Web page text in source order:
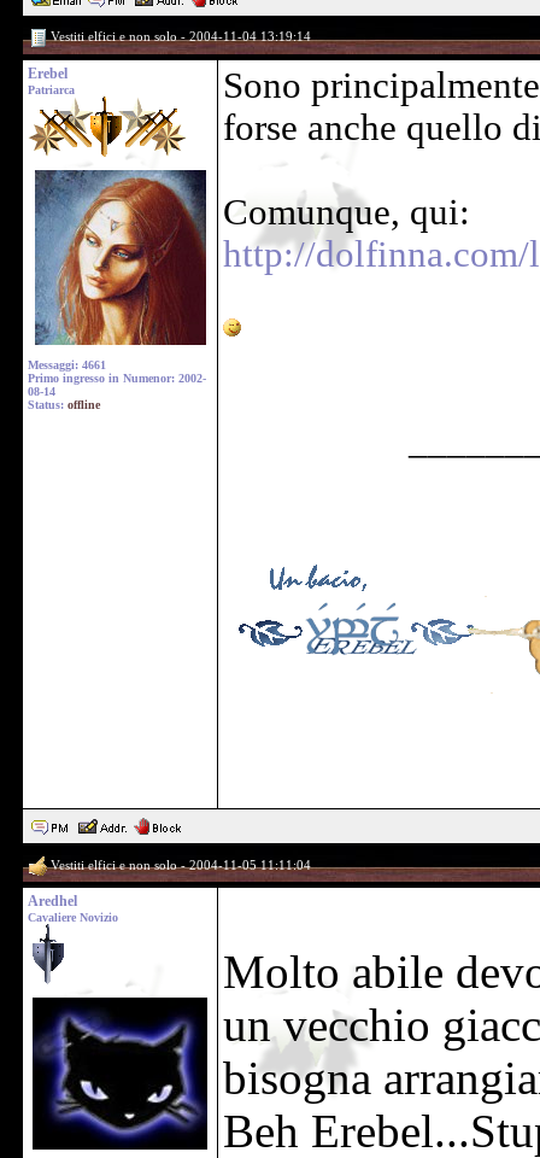
Vestiti elfici e non solo - 2004-11-04 13:19:14
Erebel
Patriarca
Messaggi: 4661
Primo ingresso in Numenor: 2002-
08-14
Status: offline
Sono
forse anche quello
Comunque, qui:
http://dolfinna.com/
Vestiti elfici e non solo - 2004-11-05 11:11:04
Aredhel
Cavaliere Novizio
Molto abile
un vecchio
bisogna
Beh